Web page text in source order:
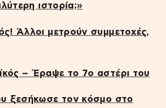
ιστορία;»
Άλλοι μετρούν συμμετοχές,
– Έραψε το 7ο αστέρι του
ξεσήκωσε τον κόσμο στο